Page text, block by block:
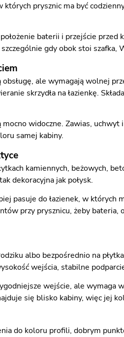
których prysznic ma być
baterii i przejście
gdy obok stoi szafka,
ale wymagają wolnej
skrzydła na łazienkę.
widoczne. Zawias,
samej kabiny.
kamiennych, beżowych,
dekoracyjna jak połysk.
pasuje do łazienek, w
przy prysznicu, żeby
albo bezpośrednio na
wejścia, stabilne
wejście, ale wymaga
się blisko kabiny, więc jej
do koloru profili, dobrym